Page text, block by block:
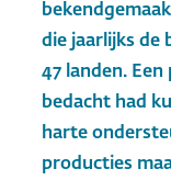
die jaarlijks de
47 landen.
bedacht had
harte
producties